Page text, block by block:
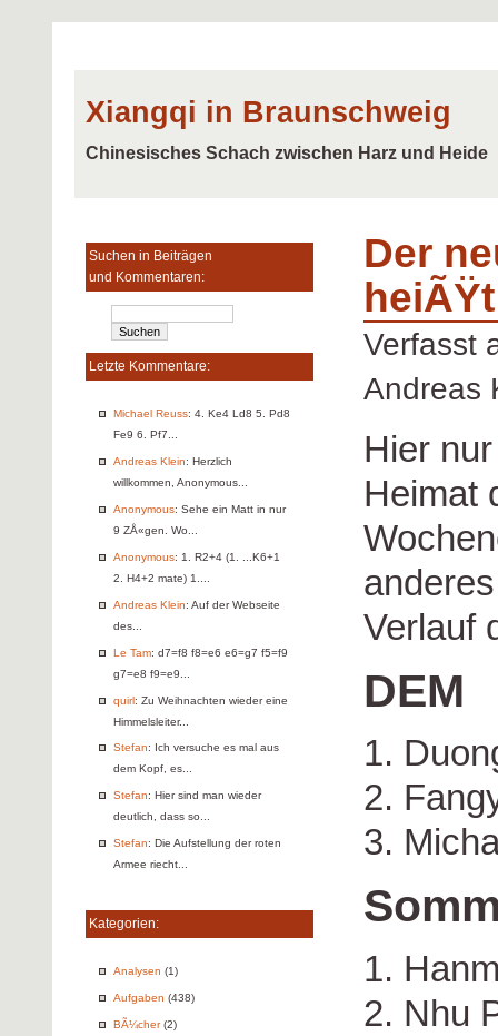
Xiangqi in Braunschweig
Chinesisches Schach zwischen Harz und Heide
Suchen in Beiträgen
und Kommentaren:
Letzte Kommentare:
Michael Reuss: 4. Ke4 Ld8 5. Pd8
Fe9 6. Pf7...
Andreas Klein: Herzlich
willkommen, Anonymous...
Anonymous: Sehe ein Matt in nur
9 ZÅ«gen. Wo...
Anonymous: 1. R2+4 (1. ...K6+1
2. H4+2 mate) 1....
Andreas Klein: Auf der Webseite
des...
Le Tam: d7=f8 f8=e6 e6=g7 f5=f9
g7=e8 f9=e9...
quirl: Zu Weihnachten wieder eine
Himmelsleiter...
Stefan: Ich versuche es mal aus
dem Kopf, es...
Stefan: Hier sind man wieder
deutlich, dass so...
Stefan: Die Aufstellung der roten
Armee riecht...
Kategorien:
Analysen (1)
Aufgaben (438)
BÃ¼cher(2)
Der
Verfasst
Andreas
Hier
Heimat
Verlauf
DEM
1.
2.
3.
1.
2. Nhu